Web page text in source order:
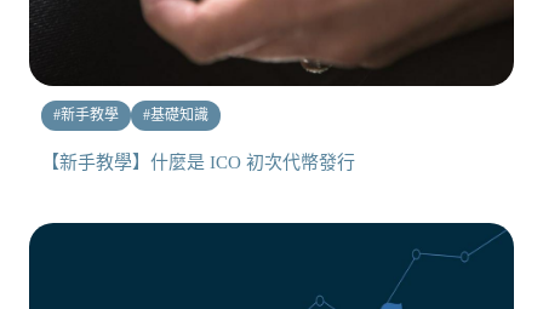
#新手教學 #基礎知識
【新手教學】什麼是 ICO 初次代幣發行